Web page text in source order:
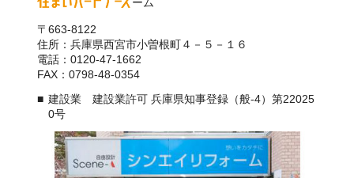
ーム
〒663-8122
住所：兵庫県西宮市小曽根町４－５－１６
電話：0120-47-1662
FAX：0798-48-0354
建設業 建設業許可 兵庫県知事登録（般-4）第22025
0号